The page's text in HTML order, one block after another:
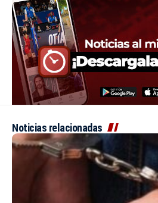
Noticias relacionadas